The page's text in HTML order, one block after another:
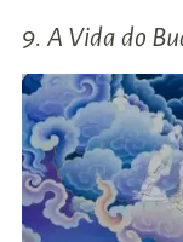
9. A Vida do